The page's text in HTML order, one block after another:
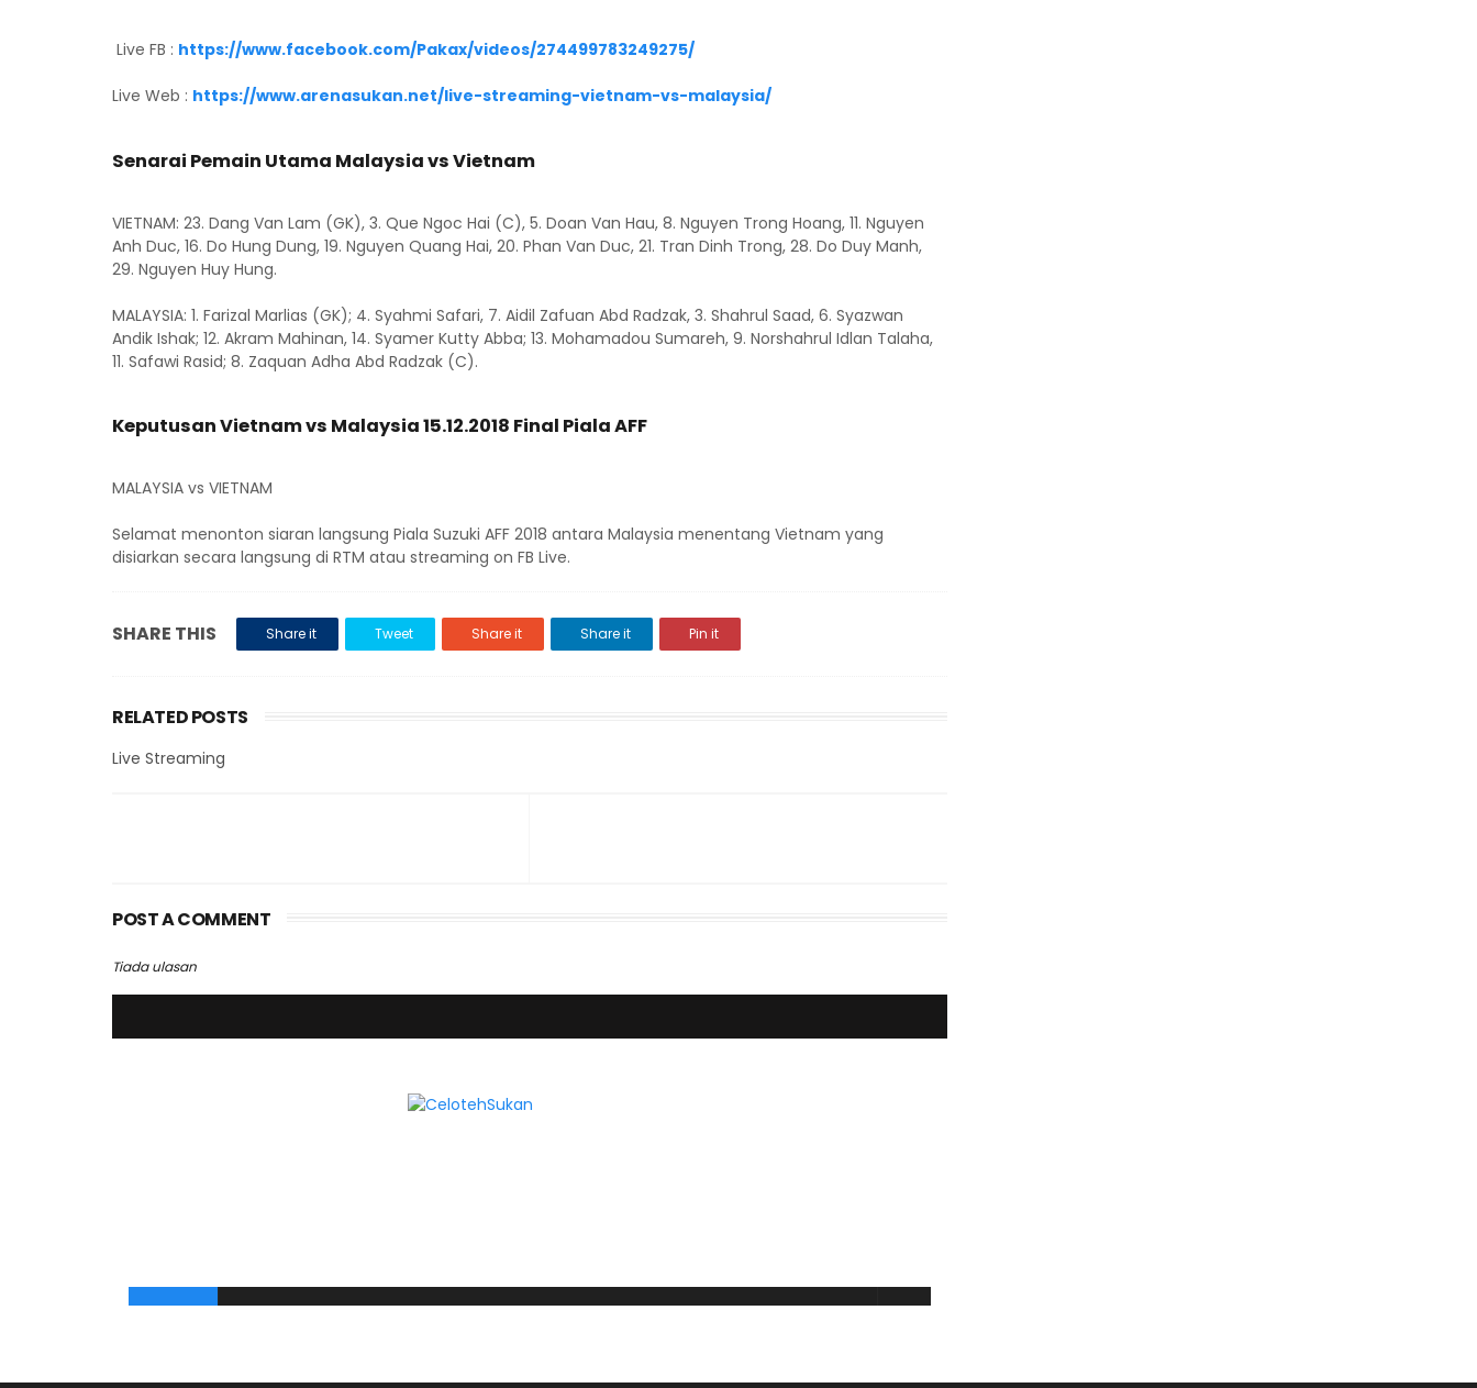
Live FB : https://www.facebook.com/Pakax/videos/274499783249275/
Live Web : https://www.arenasukan.net/live-streaming-vietnam-vs-malaysia/
Senarai Pemain Utama Malaysia vs Vietnam
VIETNAM: 23. Dang Van Lam (GK), 3. Que Ngoc Hai (C), 5. Doan Van Hau, 8. Nguyen Trong Hoang, 11. Nguyen
Anh Duc, 16. Do Hung Dung, 19. Nguyen Quang Hai, 20. Phan Van Duc, 21. Tran Dinh Trong, 28. Do Duy Manh,
29. Nguyen Huy Hung.
MALAYSIA: 1. Farizal Marlias (GK); 4. Syahmi Safari, 7. Aidil Zafuan Abd Radzak, 3. Shahrul Saad, 6. Syazwan
Andik Ishak; 12. Akram Mahinan, 14. Syamer Kutty Abba; 13. Mohamadou Sumareh, 9. Norshahrul Idlan Talaha,
11. Safawi Rasid; 8. Zaquan Adha Abd Radzak (C).
Keputusan Vietnam vs Malaysia 15.12.2018 Final Piala AFF
MALAYSIA vs VIETNAM
Selamat menonton siaran langsung Piala Suzuki AFF 2018 antara Malaysia menentang Vietnam yang
disiarkan secara langsung di RTM atau streaming on FB Live.
SHARE THIS Share it Tweet Share it Share it Pin it
RELATED POSTS
Live Streaming
POST A COMMENT
Tiada ulasan